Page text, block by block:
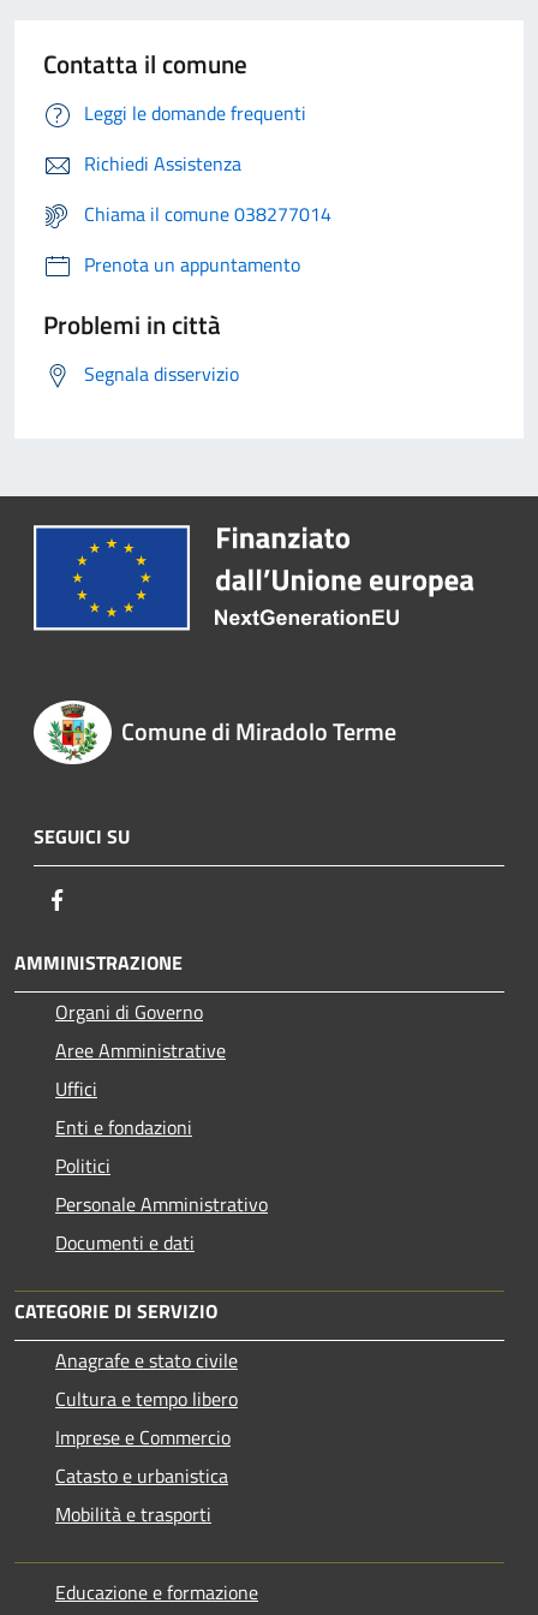
Contatta il comune
Leggi le domande frequenti
Richiedi Assistenza
Chiama il comune 038277014
Prenota un appuntamento
Problemi in città
Segnala disservizio
Comune di Miradolo Terme
SEGUICI SU
AMMINISTRAZIONE
Organi di Governo
Aree Amministrative
Uffici
Enti e fondazioni
Politici
Personale Amministrativo
Documenti e dati
CATEGORIE DI SERVIZIO
Anagrafe e stato civile
Cultura e tempo libero
Imprese e Commercio
Catasto e urbanistica
Mobilità e trasporti
Educazione e formazione